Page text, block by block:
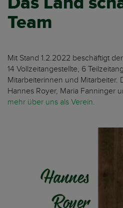
Team
Mit Stand 1.2.2022 beschäftigt
14 Vollzeitangestellte, 6
Mitarbeiterinnen und Mitarbeiter.
Hannes Royer, Maria Fanninger
mehr über uns als Verein.